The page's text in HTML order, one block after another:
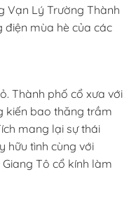
Vạn Lý Trường Thành
điện mùa hè của các
Thành phố cổ xưa với
kiến bao thăng trầm
mang lại sự thái
hữu tình cùng với
Tô cổ kính làm